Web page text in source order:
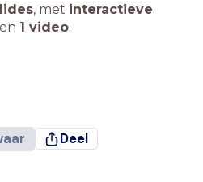
, met interactieve
en 1 video.
Deel